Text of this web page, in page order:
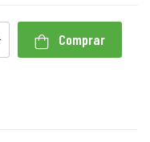
Comprar